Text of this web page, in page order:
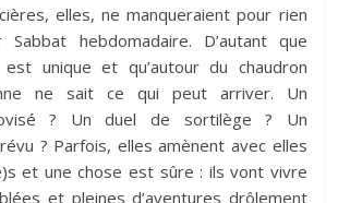
elles, ne manqueraient pour rien
hebdomadaire. D’autant que
est unique et qu’autour du chaudron
ne sait ce qui peut arriver. Un
? Un duel de sortilège ? Un
? Parfois, elles amènent avec elles
et une chose est sûre : ils vont vivre
et pleines d’aventures drôlement